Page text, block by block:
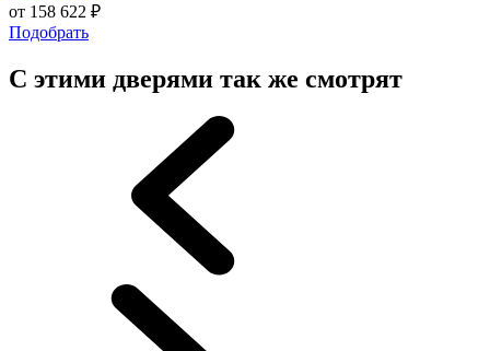
от 158 622 ₽
Подобрать
С этими дверями так же смотрят